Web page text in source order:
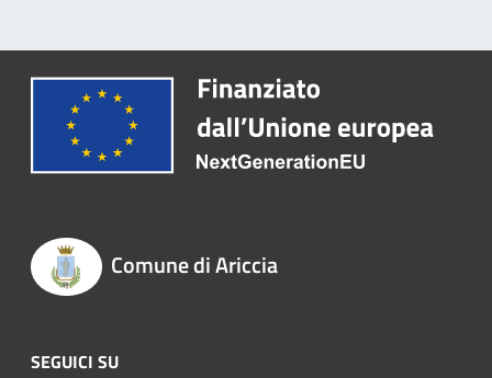
Comune di Ariccia
SEGUICI SU